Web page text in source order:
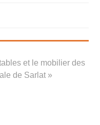
et le mobilier des
de Sarlat »